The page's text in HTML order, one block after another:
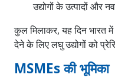
उद्योगों के उत्पादों और
कुल मिलाकर, यह दिन भारत में
देने के लिए लघु उद्योगों को
MSMEs की भूमिका